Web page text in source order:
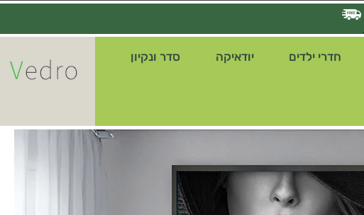
חדרי ילדים יודאיקה סדר ונקיון